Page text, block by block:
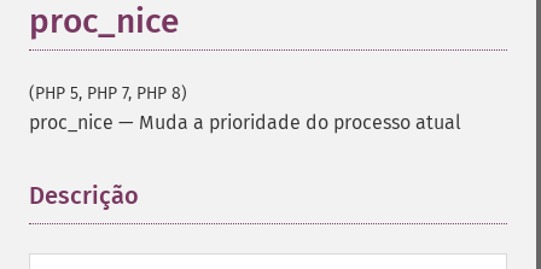
proc_nice
(PHP 5, PHP 7, PHP 8)
proc_nice — Muda a prioridade do processo atual
Descrição